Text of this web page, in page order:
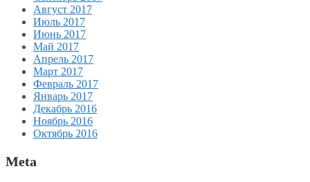
Август 2017
Июль 2017
Июнь 2017
Май 2017
Апрель 2017
Март 2017
Февраль 2017
Январь 2017
Декабрь 2016
Ноябрь 2016
Октябрь 2016
Meta